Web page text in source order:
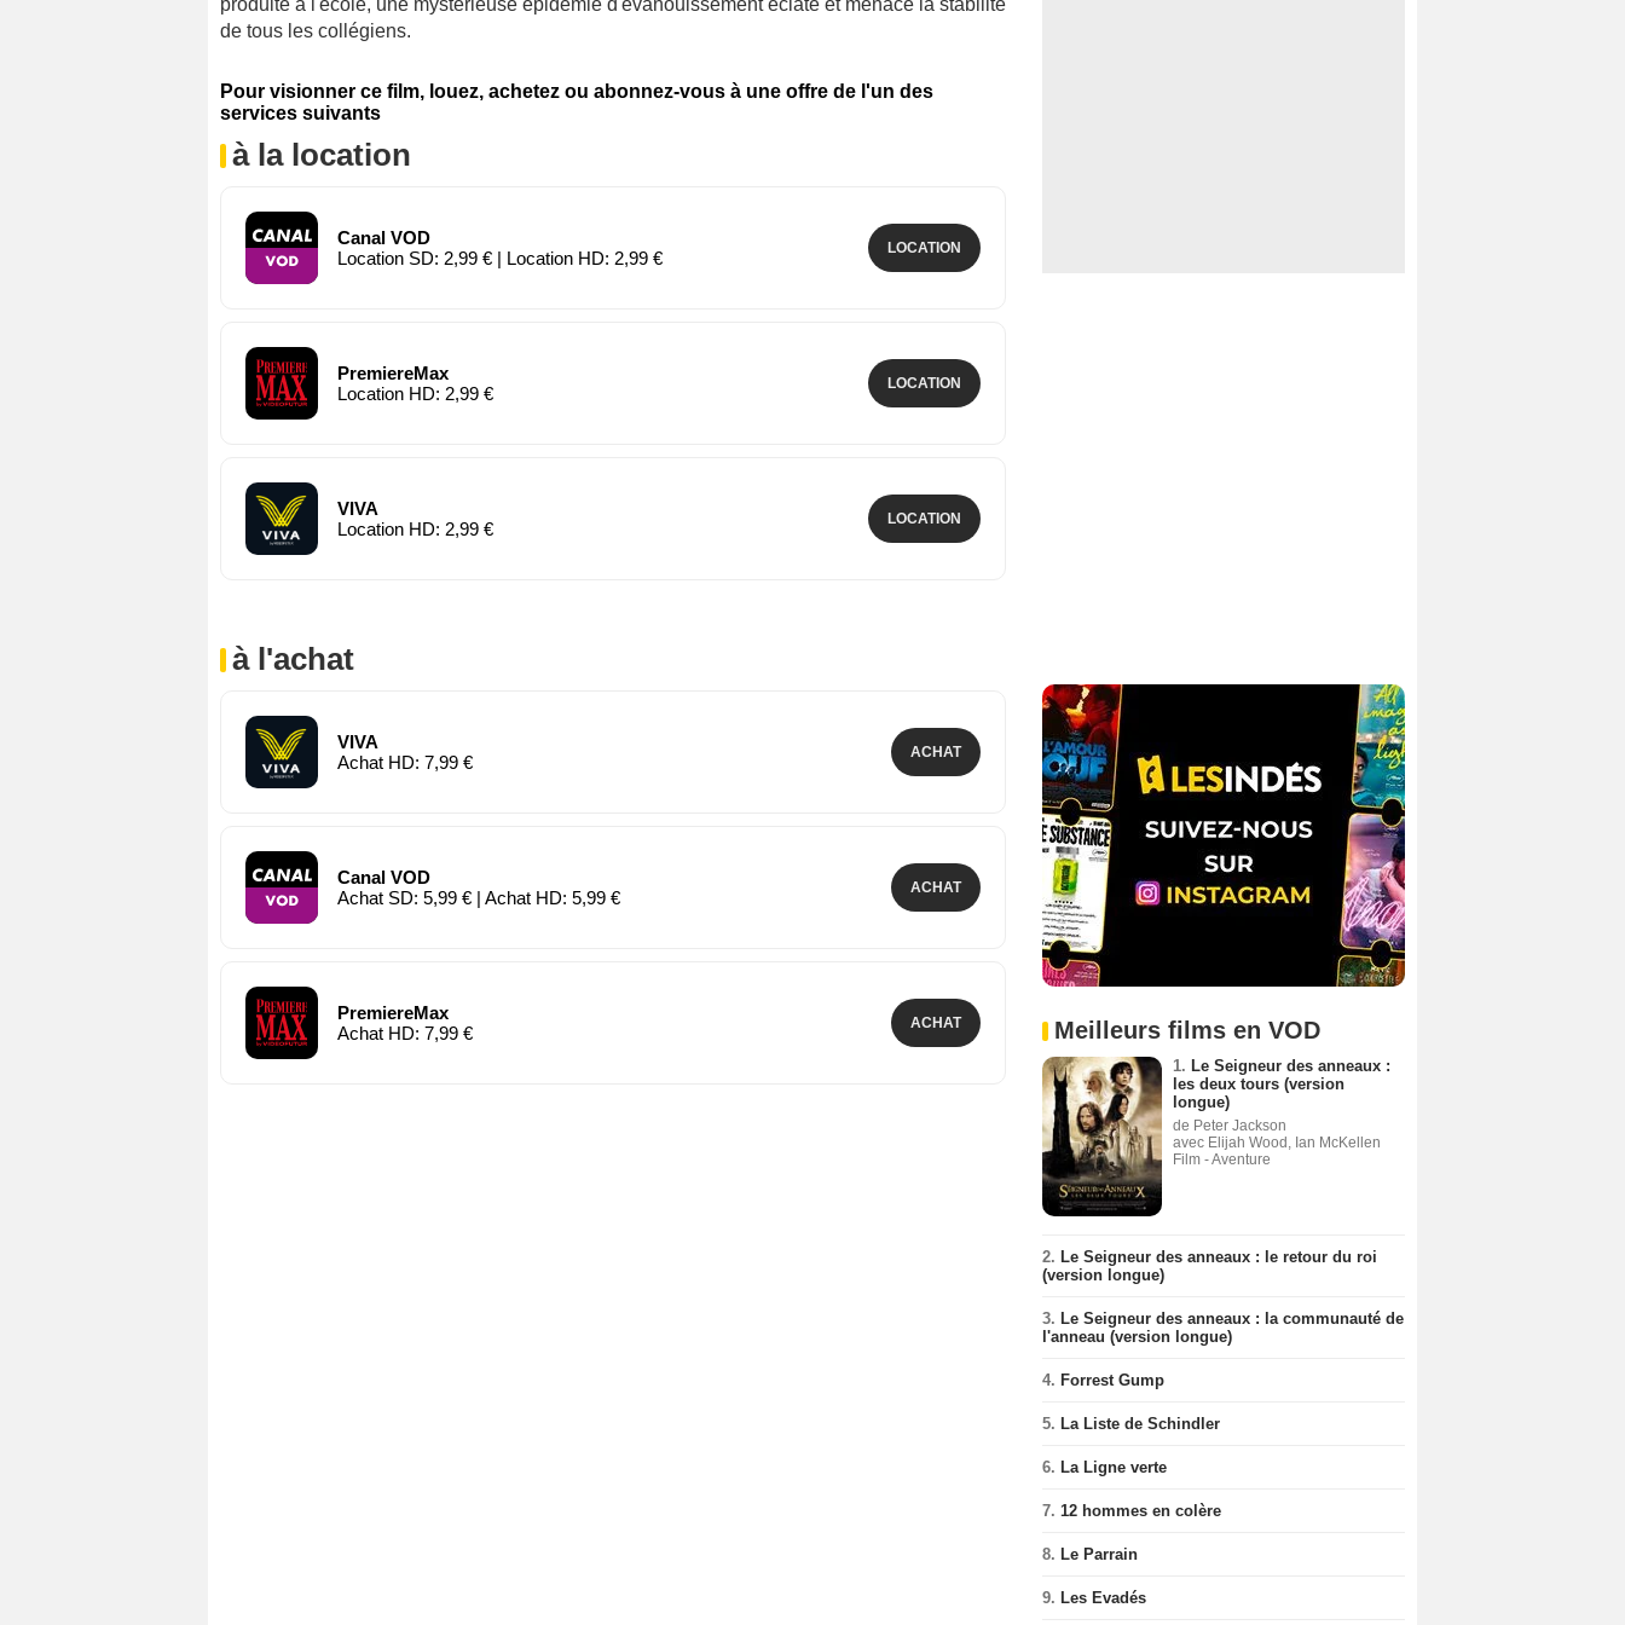
produite à l'école, une mystérieuse épidémie d'évanouissement éclate et menace la stabilité
de tous les collégiens.
Pour visionner ce film, louez, achetez ou abonnez-vous à une offre de l'un des
services suivants
à la location
Canal VOD
Location SD: 2,99 € | Location HD: 2,99 €
LOCATION
PremiereMax
Location HD: 2,99 €
LOCATION
VIVA
Location HD: 2,99 €
LOCATION
à l'achat
VIVA
Achat HD: 7,99 €
ACHAT
Canal VOD
Achat SD: 5,99 € | Achat HD: 5,99 €
ACHAT
PremiereMax
Achat HD: 7,99 €
ACHAT Meilleurs films en VOD
1. Le Seigneur des anneaux :
les deux tours (version
longue)
de Peter Jackson
avec Elijah Wood, Ian McKellen
Film - Aventure
2. Le Seigneur des anneaux : le retour du roi
(version longue)
3. Le Seigneur des anneaux : la communauté de
l'anneau (version longue)
4. Forrest Gump
5. La Liste de Schindler
6. La Ligne verte
7. 12 hommes en colère
8. Le Parrain
9. Les Evadés